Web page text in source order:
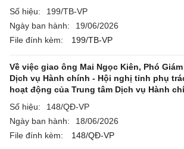
Số hiệu:
199/TB-VP
Ngày ban hành:
19/06/2026
File đính kèm:
199/TB-VP
Về việc giao ông Mai Ngọc Kiên, Phó
Dịch vụ Hành chính - Hội nghị tỉnh phụ
hoạt động của Trung tâm Dịch vụ Hành
Số hiệu:
148/QĐ-VP
Ngày ban hành:
18/06/2026
File đính kèm:
148/QĐ-VP